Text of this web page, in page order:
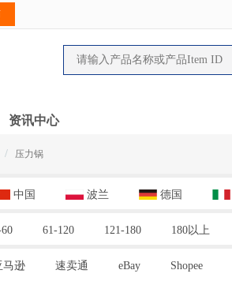
资讯中心
/ 压力锅
中国 波兰 德国
61-120 121-180 180以上
马逊 速卖通 eBay Shopee